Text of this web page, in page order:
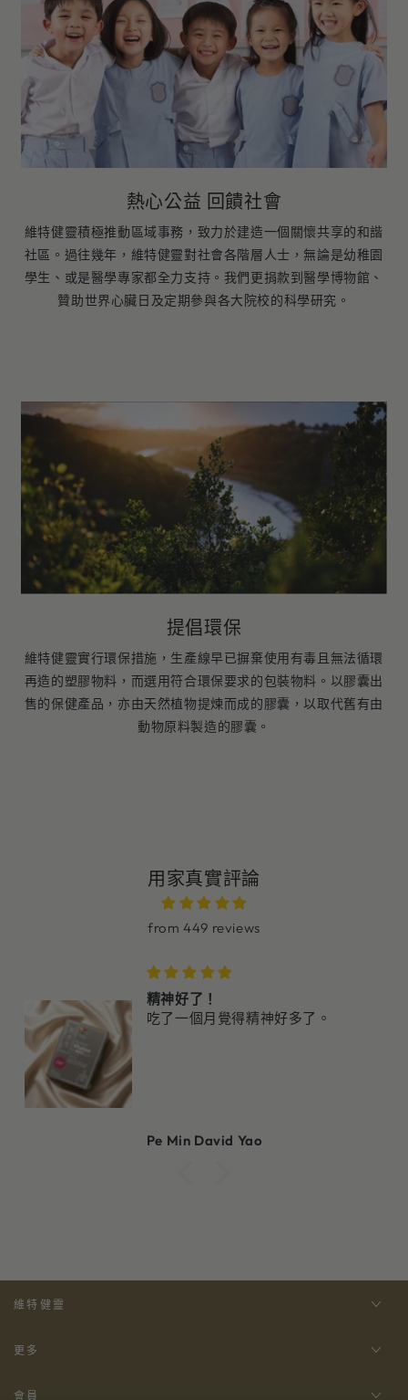
熱心公益 回饋社會
維特健靈積極推動區域事務，致力於建造一個關懷共享的和諧
社區。過往幾年，維特健靈對社會各階層人士，無論是幼稚園
學生、或是醫學專家都全力支持。我們更捐款到醫學博物館、
贊助世界心臟日及定期參與各大院校的科學研究。
提倡環保
維特健靈實行環保措施，生產線早已摒棄使用有毒且無法循環
再造的塑膠物料，而選用符合環保要求的包裝物料。以膠囊出
售的保健產品，亦由天然植物提煉而成的膠囊，以取代舊有由
動物原料製造的膠囊。
用家真實評論
from 449 reviews
精神好了！
吃了一個月覺得精神好多了。
Pe Min David Yao
維特健靈
更多
會員